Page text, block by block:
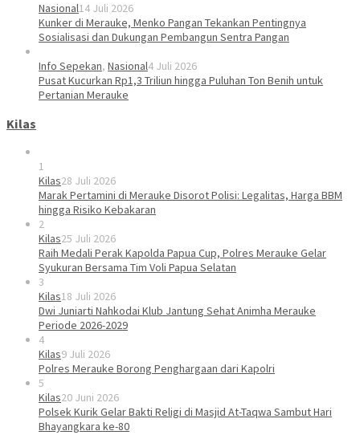
Nasional14 Juli 2026
Kunker di Merauke, Menko Pangan Tekankan Pentingnya
Sosialisasi dan Dukungan Pembangun Sentra Pangan
Info Sepekan, Nasional4 Juli 2026
Pusat Kucurkan Rp1,3 Triliun hingga Puluhan Ton Benih untuk
Pertanian Merauke
Kilas
1
Kilas28 Juli 2026
Marak Pertamini di Merauke Disorot Polisi: Legalitas, Harga BBM
hingga Risiko Kebakaran
2
Kilas25 Juli 2026
Raih Medali Perak Kapolda Papua Cup, Polres Merauke Gelar
Syukuran Bersama Tim Voli Papua Selatan
3
Kilas18 Juli 2026
Dwi Juniarti Nahkodai Klub Jantung Sehat Animha Merauke
Periode 2026-2029
4
Kilas9 Juli 2026
Polres Merauke Borong Penghargaan dari Kapolri
5
Kilas20 Juni 2026
Polsek Kurik Gelar Bakti Religi di Masjid At-Taqwa Sambut Hari
Bhayangkara ke-80